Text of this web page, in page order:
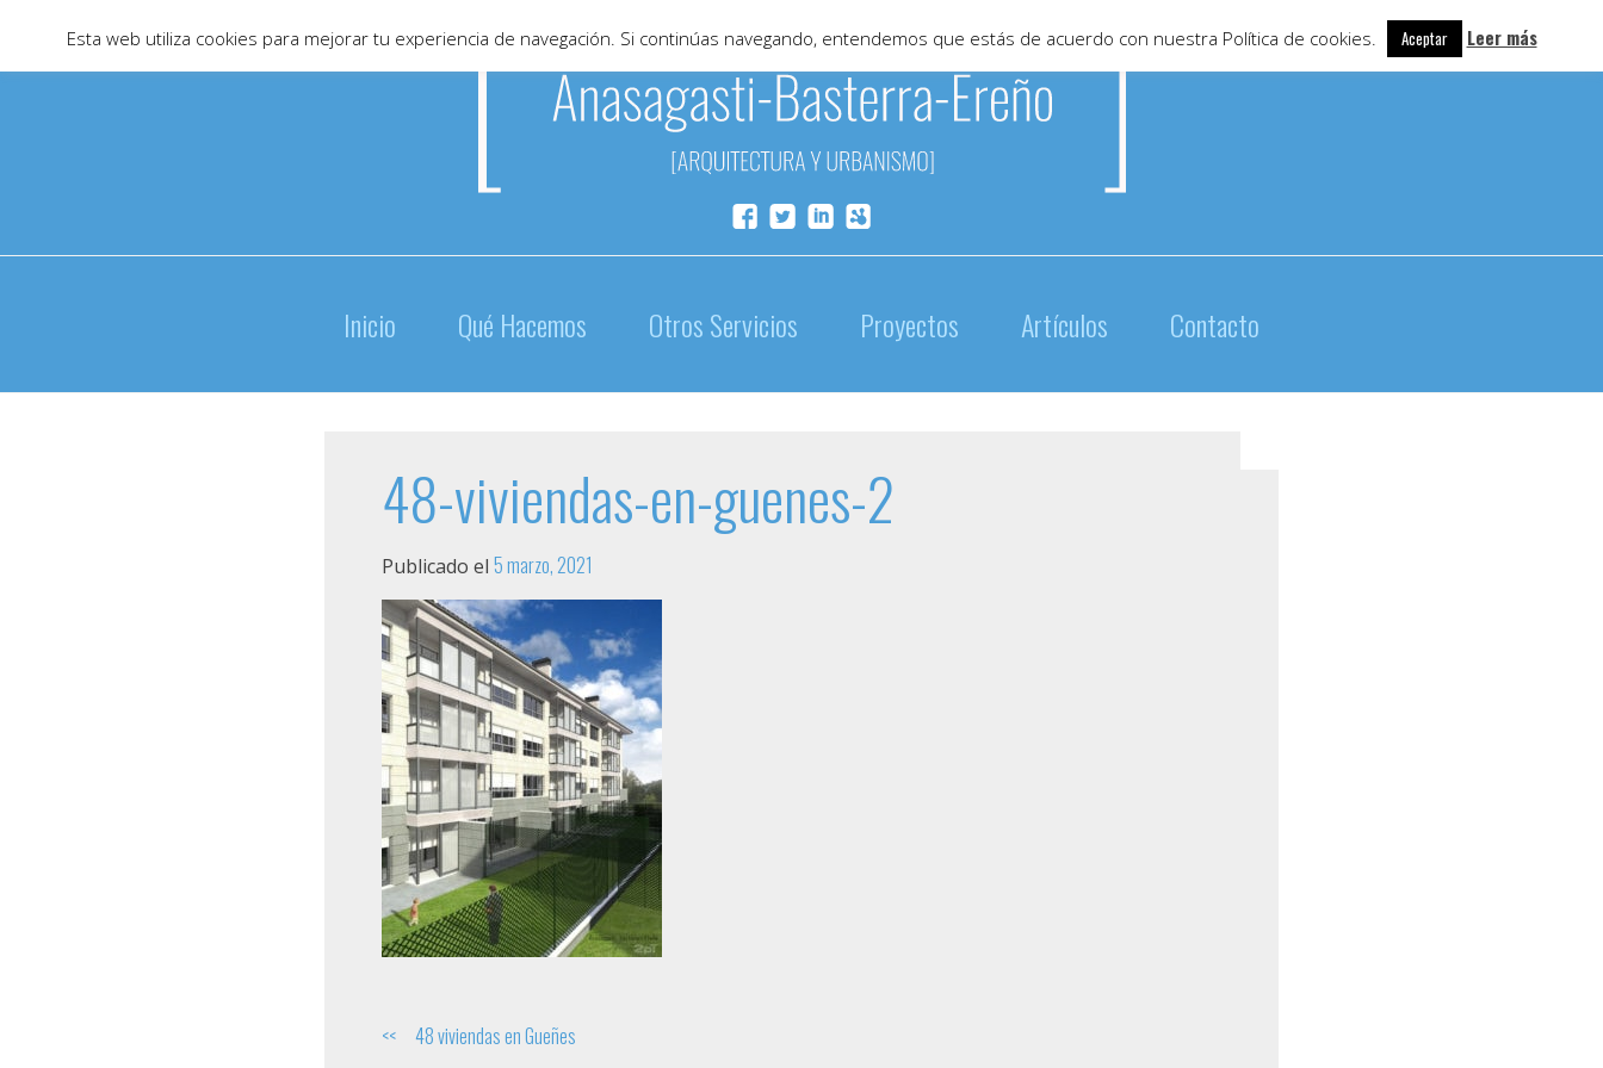
content
Inicio Qué Hacemos Otros Servicios Proyectos Artículos Contacto
48-viviendas-en-guenes-2
Publicado el 5 marzo, 2021
Navegación
48 viviendas en Gueñes
Esta web utiliza cookies para mejorar tu experiencia de navegación. Si continúas navegando, entendemos que estás de acuerdo con nuestra Política de cookies. Aceptar Leer más